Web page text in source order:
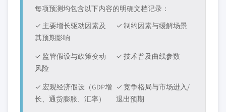
每项预测均包含以下内容的明确文档记录：
✓ 主要增长驱动因素及
其预期影响
✓ 制约因素与缓解场景
✓ 监管假设与政策变动
风险
✓ 技术普及曲线参数
✓ 宏观经济假设（GDP增
长、通货膨胀、汇率）
✓ 竞争格局与市场进入/
退出预期